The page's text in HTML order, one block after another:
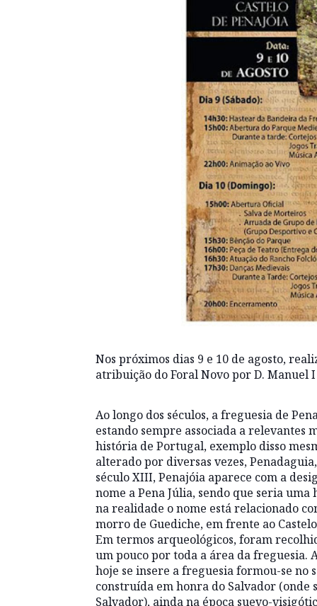
Nos próximos dias 9 e 10 de agosto,
atribuição do Foral Novo por D. Manuel
Ao longo dos séculos, a freguesia de
estando sempre associada a relevantes
história de Portugal, exemplo disso
alterado por diversas vezes,
século XIII, Penajóia aparece com a
nome a Pena Júlia, sendo que seria
na realidade o nome está relacionado
morro de Guediche, em frente ao
Em termos arqueológicos, foram
um pouco por toda a área da
hoje se insere a freguesia formou-se no
construída em honra do Salvador (onde
Salvador), ainda na época suevo-